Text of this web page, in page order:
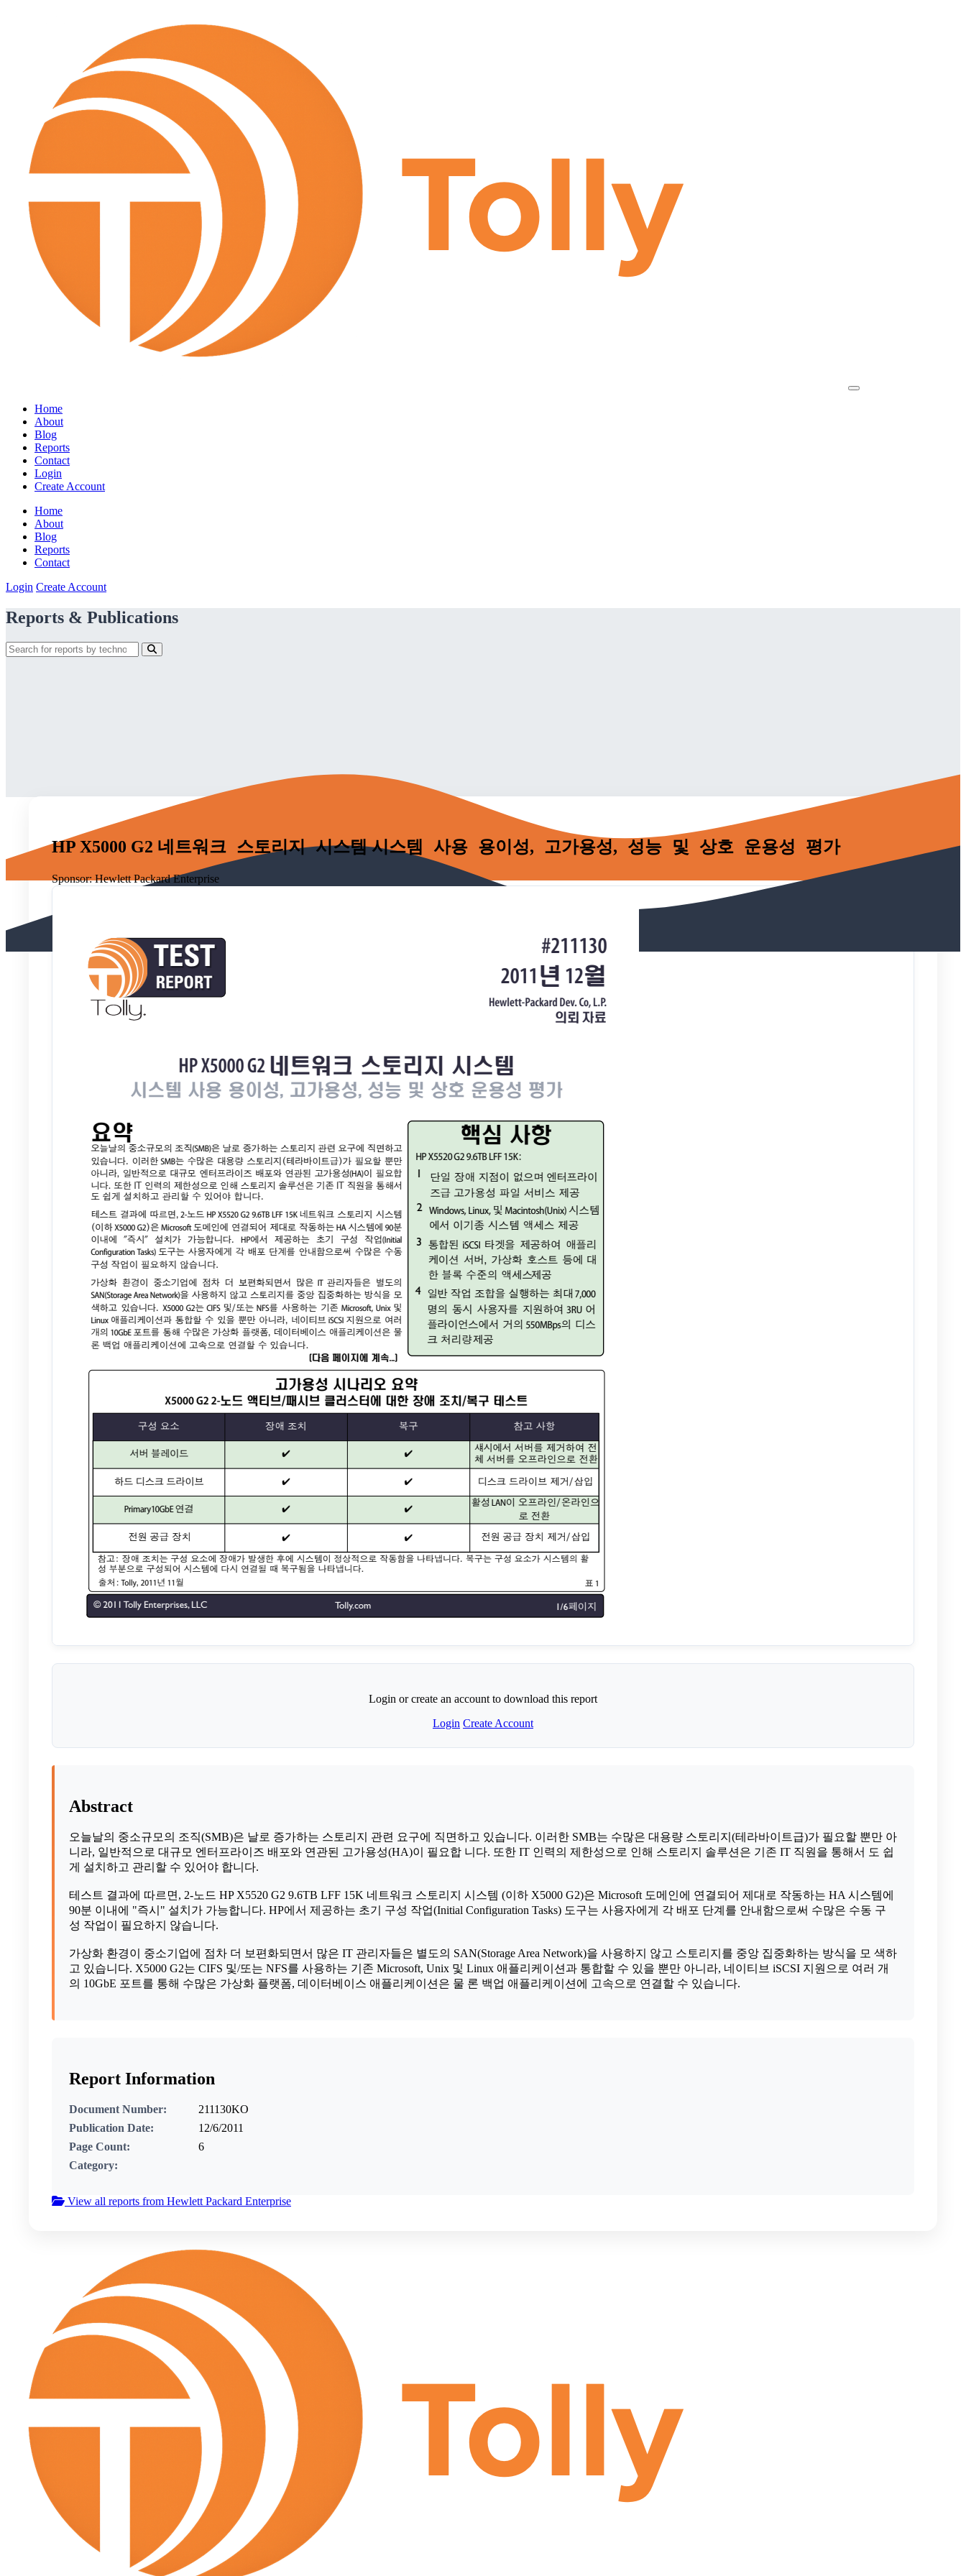
Home
About
Blog
Reports
Contact
Login
Create Account
Home
About
Blog
Reports
Contact
Login Create Account
Reports & Publications
HP X5000 G2 네트워크 스토리지 시스템 시스템 사용 용이성, 고가용성, 성능 및 상호 운용성 평가
Sponsor:Hewlett Packard Enterprise
Login or create an account to download this report
Login Create Account
Abstract
오늘날의 중소규모의 조직(SMB)은 날로 증가하는 스토리지 관련 요구에 직면하고 있습니다. 이러한 SMB는 수많은 대용량 스토리지(테라바이트급)가 필요할 뿐만 아
니라, 일반적으로 대규모 엔터프라이즈 배포와 연관된 고가용성(HA)이 필요합 니다. 또한 IT 인력의 제한성으로 인해 스토리지 솔루션은 기존 IT 직원을 통해서 도 쉽
게 설치하고 관리할 수 있어야 합니다.
테스트 결과에 따르면, 2-노드 HP X5520 G2 9.6TB LFF 15K 네트워크 스토리지 시스템 (이하 X5000 G2)은 Microsoft 도메인에 연결되어 제대로 작동하는 HA 시스템에
90분 이내에 "즉시" 설치가 가능합니다. HP에서 제공하는 초기 구성 작업(Initial Configuration Tasks) 도구는 사용자에게 각 배포 단계를 안내함으로써 수많은 수동 구
성 작업이 필요하지 않습니다.
가상화 환경이 중소기업에 점차 더 보편화되면서 많은 IT 관리자들은 별도의 SAN(Storage Area Network)을 사용하지 않고 스토리지를 중앙 집중화하는 방식을 모 색하
고 있습니다. X5000 G2는 CIFS 및/또는 NFS를 사용하는 기존 Microsoft, Unix 및 Linux 애플리케이션과 통합할 수 있을 뿐만 아니라, 네이티브 iSCSI 지원으로 여러 개
의 10GbE 포트를 통해 수많은 가상화 플랫폼, 데이터베이스 애플리케이션은 물 론 백업 애플리케이션에 고속으로 연결할 수 있습니다.
Report Information
Document Number:
211130KO
Publication Date:
12/6/2011
Page Count:
6
Category:
View all reports from Hewlett Packard Enterprise